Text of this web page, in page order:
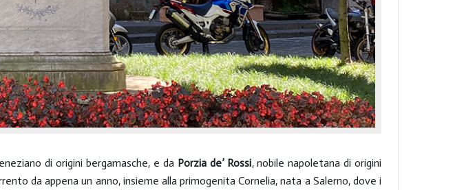
di origini bergamasche, e da Porzia de’ Rossi, nobile napoletana di origini
da appena un anno, insieme alla primogenita Cornelia, nata a Salerno, dove i